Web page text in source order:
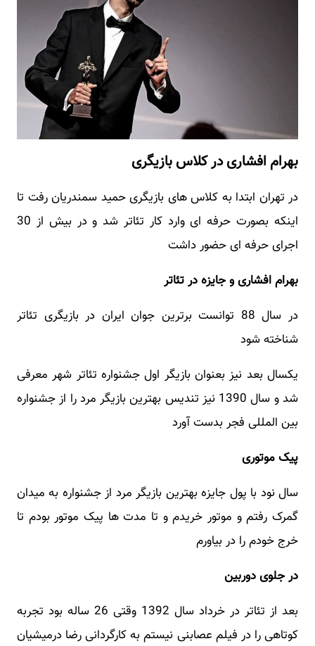
بهرام افشاری در کلاس بازیگری
در تهران ابتدا به کلاس های بازیگری حمید سمندریان رفت تا
اینکه بصورت حرفه ای وارد کار تئاتر شد و در بیش از 30
اجرای حرفه ای حضور داشت
بهرام افشاری و جایزه در تئاتر
در سال 88 توانست برترین جوان ایران در بازیگری تئاتر
شناخته شود
یکسال بعد نیز بعنوان بازیگر اول جشنواره تئاتر شهر معرفی
شد و سال 1390 نیز تندیس بهترین بازیگر مرد را از جشنواره
بین المللی فجر بدست آورد
پیک موتوری
سال نود با پول جایزه بهترین بازیگر مرد از جشنواره به میدان
گمرک رفتم و موتور خریدم و تا مدت ها پیک موتور بودم تا
خرج خودم را در بیاورم
در جلوی دوربین
بعد از تئاتر در خرداد سال 1392 وقتی 26 ساله بود تجربه
کوتاهی را در فیلم عصابنی نیستم به کارگردانی رضا درمیشیان